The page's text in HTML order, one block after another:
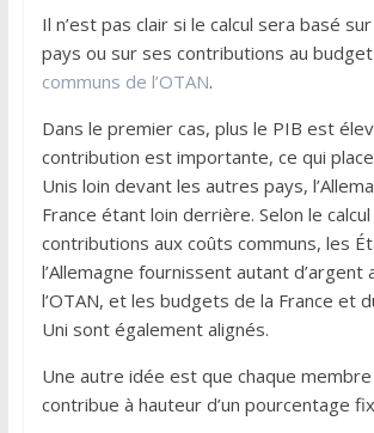
Il n’est pas clair si le calcul sera basé sur
pays ou sur ses contributions au budget
communs de l’OTAN.
Dans le premier cas, plus le PIB est
contribution est importante, ce qui
Unis loin devant les autres pays,
France étant loin derrière. Selon le
contributions aux coûts communs, les
l’Allemagne fournissent autant d’argent
l’OTAN, et les budgets de la France et
Uni sont également alignés.
Une autre idée est que chaque membre
contribue à hauteur d’un pourcentage